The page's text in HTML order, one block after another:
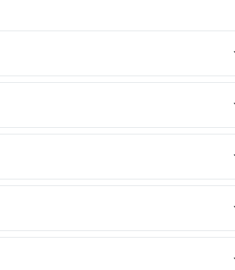
представником багатьох брендів.
та GOODYEAR додаємо фірмові коробочки із
чорну із тризубом коробочку або
усі інші моделі відправляємо надійно
на подарунок рекомендуємо подивитись на
оплата при отриманні, передплата за
монобанк та пумб, а також оплата LiqРay на